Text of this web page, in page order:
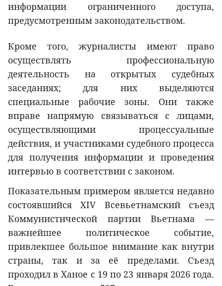
информации ограниченного доступа,
предусмотренным законодательством.
Кроме того, журналисты имеют право
осуществлять профессиональную
деятельность на открытых судебных
заседаниях; для них выделяются
специальные рабочие зоны. Они также
вправе напрямую связываться с лицами,
осуществляющими процессуальные
действия, и участниками судебного процесса
для получения информации и проведения
интервью в соответствии с законом.
Показательным примером является недавно
состоявшийся XIV Всевьетнамский съезд
Коммунистической партии Вьетнама —
важнейшее политическое событие,
привлекшее большое внимание как внутри
страны, так и за её пределами. Съезд
проходил в Ханое с 19 по 23 января 2026 года.